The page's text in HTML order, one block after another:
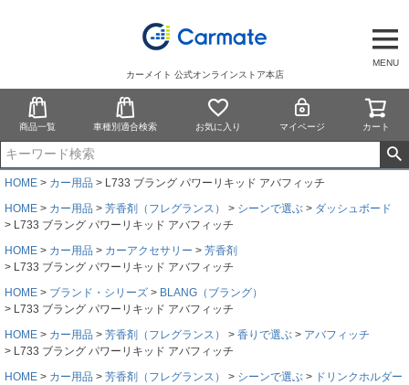
MENU
カーメイト 公式オンラインストア本店
商品一覧 車種別適合検索 お気に入り マイページ カート
HOME カー用品
L733 ブラング パワーリキッド アバフィッチ
HOME
カー用品 芳香剤（フレグランス） シーンで選ぶ
ダッシュボード
L733 ブラング パワーリキッド アバフィッチ
HOME
カー用品 カーアクセサリー
芳香剤
L733 ブラング パワーリキッド アバフィッチ
HOME
ブランド・シリーズ
BLANG（ブラング）
L733 ブラング パワーリキッド アバフィッチ
HOME
カー用品 芳香剤（フレグランス） 香りで選ぶ
アバフィッチ
L733 ブラング パワーリキッド アバフィッチ
HOME
カー用品 芳香剤（フレグランス） シーンで選ぶ
ドリンクホルダー